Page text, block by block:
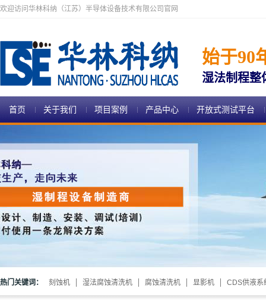
欢迎访问华林科纳（江苏）半导体设备技术有限公司官网
始于90
湿法制程整
首页 关于我们 项目案例 产品中心 开放式测试平台
热门关键词： 刻蚀机 湿法腐蚀清洗机 腐蚀清洗机 显影机 CDS供液系